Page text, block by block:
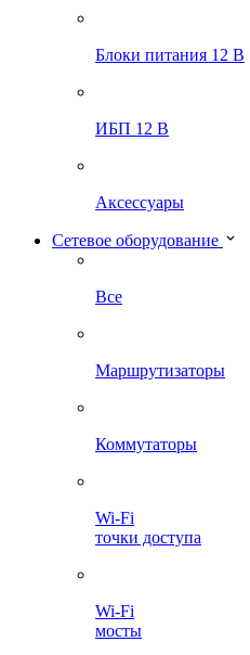
Блоки питания 12 В
ИБП 12 В
Аксессуары
Сетевое оборудование
Все
Маршрутизаторы
Коммутаторы
Wi-Fi
точки доступа
Wi-Fi
мосты